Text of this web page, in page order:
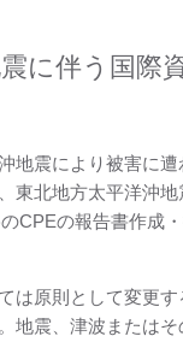
に伴う国際
地震により被害に
東北地方太平洋沖
CPEの報告書作成
は原則として変更
地震、津波または